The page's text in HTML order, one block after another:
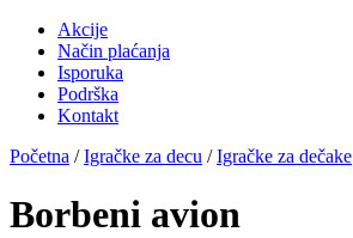
Akcije
Način plaćanja
Isporuka
Podrška
Kontakt
Početna /Igračke za decu /Igračke za dečake
Borbeni avion